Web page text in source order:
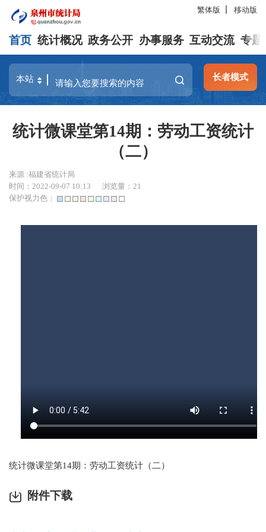
繁体版 移动版
首页 统计概况 政务公开 办事服务 互动交流 专题
长者模式
统计微课堂第14期：劳动工资统计
（二）
来源 :福建省统计局
时间：2022-09-07 10:13
浏览量：21
保护视力色：
统计微课堂第14期：劳动工资统计（二）
附件下载